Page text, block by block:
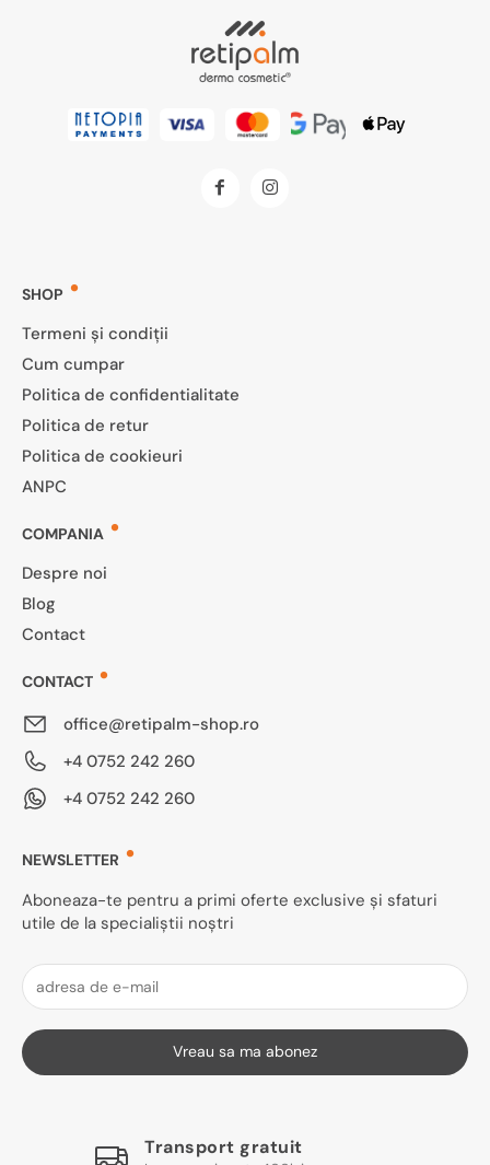
SHOP
Termeni și condiții
Cum cumpar
Politica de confidentialitate
Politica de retur
Politica de cookieuri
ANPC
COMPANIA
Despre noi
Blog
Contact
CONTACT
office@retipalm-shop.ro
+4 0752 242 260
+4 0752 242 260
NEWSLETTER
Aboneaza-te pentru a primi oferte exclusive și sfaturi
utile de la specialiștii noștri
Vreau sa ma abonez
Transport gratuit